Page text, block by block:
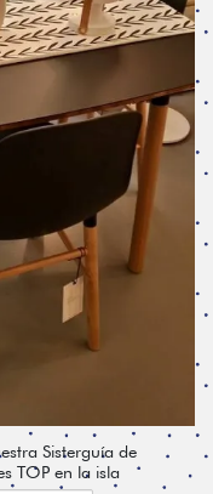
Sisterguía de
TOP en la isla